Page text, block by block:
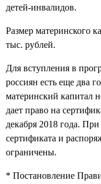
детей-инвалидов.
Размер материнского
тыс. рублей.
Для вступления в
россиян есть еще два
материнский капитал
дает право на
декабря 2018 года.
сертификата и
ограничены.
* Постановление